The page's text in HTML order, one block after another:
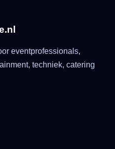
eventprofessionals,
techniek, catering